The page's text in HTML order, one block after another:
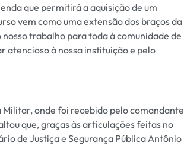
que permitirá a aquisição de um
vem como uma extensão dos braços da
trabalho para toda à comunidade de
atencioso à nossa instituição e pelo
Militar, onde foi recebido pelo comandante
que, graças às articulações feitas no
de Justiça e Segurança Pública Antônio